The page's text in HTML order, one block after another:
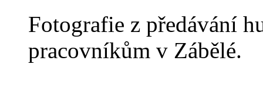
Fotografie z předávání
pracovníkům v Zábělé.